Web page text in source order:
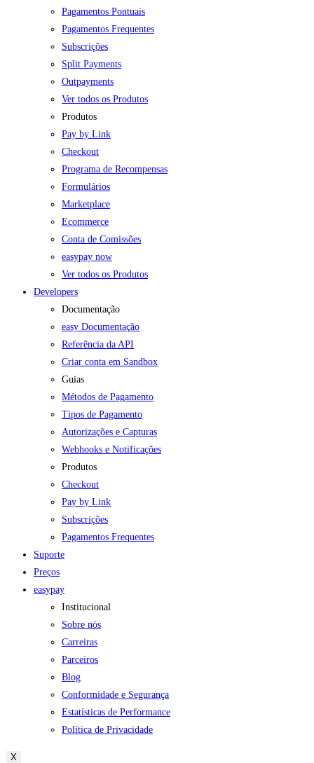
Pagamentos Pontuais
Pagamentos Frequentes
Subscrições
Split Payments
Outpayments
Ver todos os Produtos
Produtos
Pay by Link
Checkout
Programa de Recompensas
Formulários
Marketplace
Ecommerce
Conta de Comissões
easypay now
Ver todos os Produtos
Developers
Documentação
easy Documentação
Referência da API
Criar conta em Sandbox
Guias
Métodos de Pagamento
Tipos de Pagamento
Autorizações e Capturas
Webhooks e Notificações
Produtos
Checkout
Pay by Link
Subscrições
Pagamentos Frequentes
Suporte
Preços
easypay
Institucional
Sobre nós
Carreiras
Parceiros
Blog
Conformidade e Segurança
Estatísticas de Performance
Política de Privacidade
X